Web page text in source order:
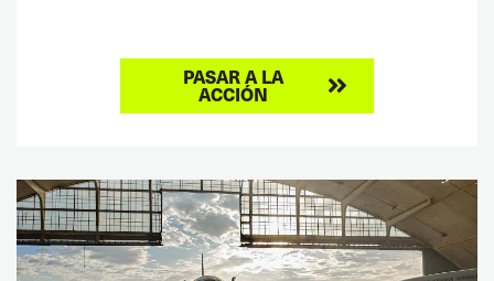
PASAR A LA
ACCIÓN